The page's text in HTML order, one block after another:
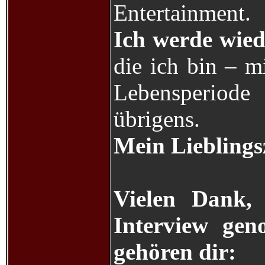
Entertainment.
Ich werde
die ich bin –
übrigens.
Mein
Vielen
Interview
gehören dir: